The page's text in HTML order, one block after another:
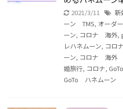
2021/3/11 新
ーン TMS, オーダ
ーン, コロナ 海外,
レハネムーン, コロ
ーン, コロナ 海外
婚旅行, コロナ,
GoTo ハネムーン